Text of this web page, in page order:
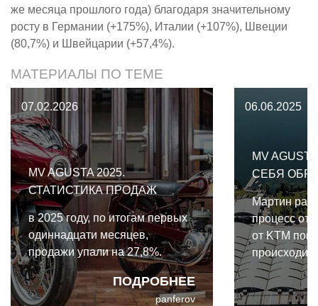
же месяца прошлого года) благодаря значительному
росту в Германии (+175%), Италии (+107%), Швеции
(80,7%) и Швейцарии (+57,4%).
МАТЕРИАЛЫ ПО ТЕМЕ
07.02.2026
MV AGUSTA 2025.
СТАТИСТИКА ПРОДАЖ
ПОДРОБНЕЕ
в 2025 году, по итогам первых
одиннадцати месяцев,
продажи упали на 27,8%.
panferov
06.06.2025
MV
СЕБЯ
Мартин
процесс
от KTM
происходит
гладко.